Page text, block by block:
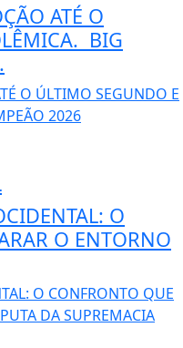
ATÉ O
BIG
O
O ENTORNO